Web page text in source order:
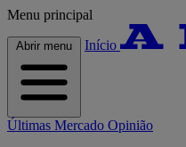
Menu principal
Abrir menu Início
Últimas Mercado Opinião